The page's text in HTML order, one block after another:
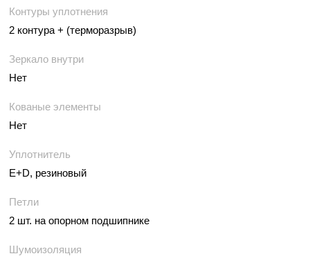
Контуры уплотнения
2 контура + (терморазрыв)
Зеркало внутри
Нет
Кованые элементы
Нет
Уплотнитель
E+D, резиновый
Петли
2 шт. на опорном подшипнике
Шумоизоляция